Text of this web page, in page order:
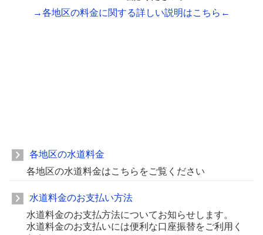
→各地区の料金に関する詳しい説明はこちら←
各地区の水道料金
各地区の水道料金はこちらをご覧ください
水道料金のお支払い方法
水道料金のお支払方法についてお知らせします。
水道料金のお支払いには便利な口座振替をご利用く